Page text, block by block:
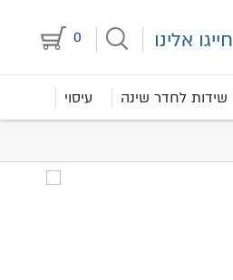
0 חייגו אלינו
שידות לחדר שינה עיסוי